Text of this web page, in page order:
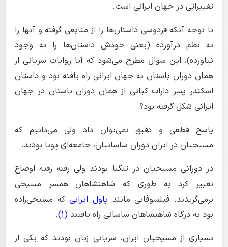
تغییراتی در جهان ایرانی است.
با توجه آنکه فردوسی داستان‌ها را از منابعی گرفته و آنها را
به نظم درآورده (یعنی خودش داستان‌ها را به وجود
نیاورده)، این سوال مطرح می‌شود که آیا روایات سریانی از
همان دوران باستان به جهان ایرانی راه یافته بود و داستان
اسکندر پسر داراب کیانی از همان دوران باستان در جهان
ایرانی شکل گرفته بود؟
پاسخ قطعی و دقیق نمی‌توان داد ولی می‌دانیم که
مسیحیان در ایران دوران ساسانیان، جامعه‌ای پویا بودند.
در دورانی مسیحیان در تنگنا بودند ولی رفته رفته اوضاع
تغییر کرد به طوری که شاهنشاهان همسر مسیحی
برمی‌گزیدند. فیلسوفانی مانند پاول ایرانیکه مسیحی‌زاده
بود به درگاه شاهنشاهان ساسانی راه یافتند (1)
.
بسیاری از مسیحیان ایران، سریانی زبان بودند که یکی از